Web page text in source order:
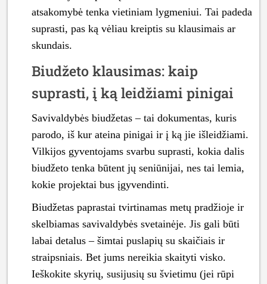
atsakomybė tenka vietiniam lygmeniui. Tai padeda
suprasti, pas ką vėliau kreiptis su klausimais ar
skundais.
Biudžeto klausimas: kaip
suprasti, į ką leidžiami pinigai
Savivaldybės biudžetas – tai dokumentas, kuris
parodo, iš kur ateina pinigai ir į ką jie išleidžiami.
Vilkijos gyventojams svarbu suprasti, kokia dalis
biudžeto tenka būtent jų seniūnijai, nes tai lemia,
kokie projektai bus įgyvendinti.
Biudžetas paprastai tvirtinamas metų pradžioje ir
skelbiamas savivaldybės svetainėje. Jis gali būti
labai detalus – šimtai puslapių su skaičiais ir
straipsniais. Bet jums nereikia skaityti visko.
Ieškokite skyrių, susijusių su švietimu (jei rūpi